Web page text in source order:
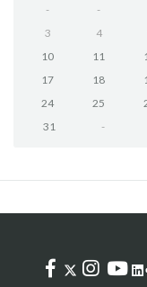
- -
3
4
10
11
17
18
24
25
31
-